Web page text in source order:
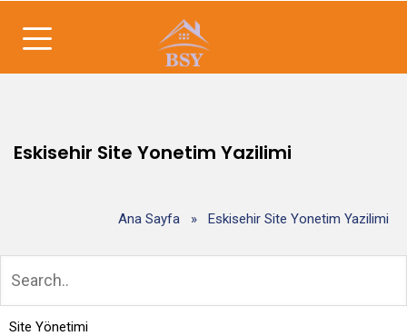
Eskisehir Site Yonetim Yazilimi
Ana Sayfa » Eskisehir Site Yonetim Yazilimi
Site Yönetimi